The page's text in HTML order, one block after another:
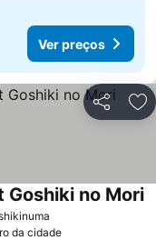
Ver preços
Partilhar
Goshiki no Mori
da cidade